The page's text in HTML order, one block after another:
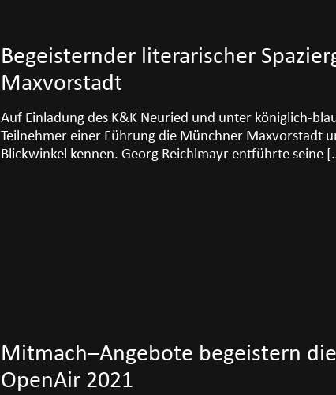
Begeisternder literarischer
Maxvorstadt
Auf Einladung des K&K Neuried und unter königlich-
Teilnehmer einer Führung die Münchner Maxvorstadt
Blickwinkel kennen. Georg Reichlmayr entführte seine
Mitmach–Angebote begeistern
OpenAir 2021